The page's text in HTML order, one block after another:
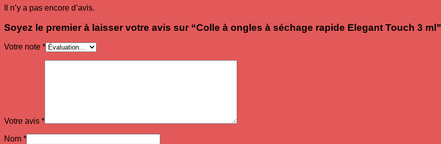
Il n’y a pas encore d’avis.
Soyez le premier à laisser votre avis sur “Colle à ongles à séchage rapide Elegant Touch 3 ml”
Votre note *
Votre avis *
Nom *